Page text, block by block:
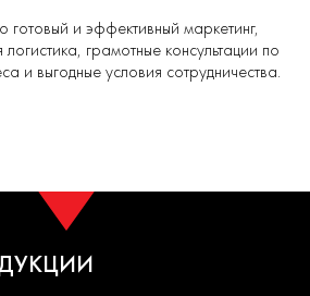
готовый и эффективный маркетинг,
грамотные консультации по
и выгодные условия сотрудничества.